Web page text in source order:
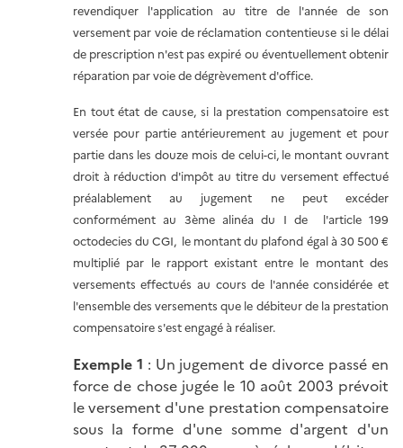
revendiquer l'application au titre de l'année de son
versement par voie de réclamation contentieuse si le délai
de prescription n'est pas expiré ou éventuellement obtenir
réparation par voie de dégrèvement d'office.
En tout état de cause, si la prestation compensatoire est
versée pour partie antérieurement au jugement et pour
partie dans les douze mois de celui-ci, le montant ouvrant
droit à réduction d'impôt au titre du versement effectué
préalablement au jugement ne peut excéder
conformément au 3ème alinéa du I de l'article 199
octodecies du CGI, le montant du plafond égal à 30 500 €
multiplié par le rapport existant entre le montant des
versements effectués au cours de l'année considérée et
l'ensemble des versements que le débiteur de la prestation
compensatoire s'est engagé à réaliser.
Exemple 1 : Un jugement de divorce passé en
force de chose jugée le 10 août 2003 prévoit
le versement d'une prestation compensatoire
sous la forme d'une somme d'argent d'un